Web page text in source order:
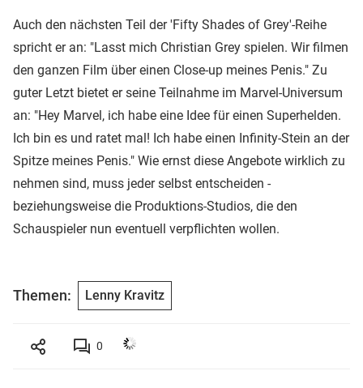
Auch den nächsten Teil der 'Fifty Shades of Grey'-Reihe
spricht er an: "Lasst mich Christian Grey spielen. Wir filmen
den ganzen Film über einen Close-up meines Penis." Zu
guter Letzt bietet er seine Teilnahme im Marvel-Universum
an: "Hey Marvel, ich habe eine Idee für einen Superhelden.
Ich bin es und ratet mal! Ich habe einen Infinity-Stein an der
Spitze meines Penis." Wie ernst diese Angebote wirklich zu
nehmen sind, muss jeder selbst entscheiden -
beziehungsweise die Produktions-Studios, die den
Schauspieler nun eventuell verpflichten wollen.
Themen: Lenny Kravitz
0